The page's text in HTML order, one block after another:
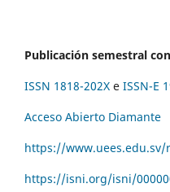
Publicación semestral
ISSN 1818-202X e ISSN-E
Acceso Abierto Diamante
https://
https://isni.org/isni/